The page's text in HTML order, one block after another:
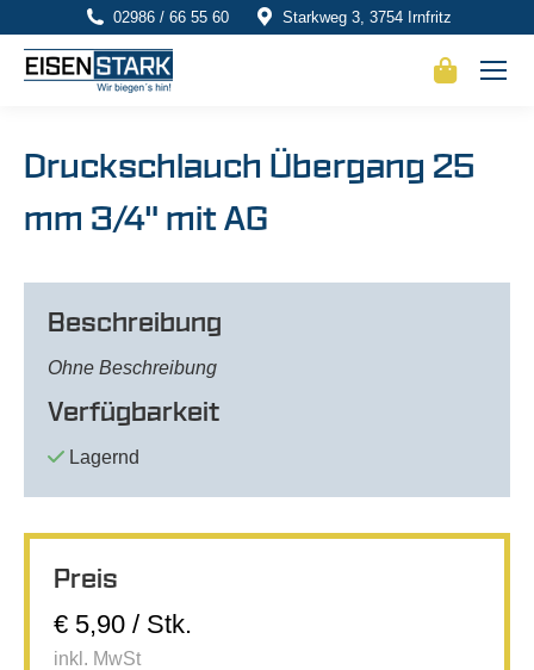
02986 / 66 55 60 Starkweg 3, 3754 Irnfritz
Druckschlauch Übergang 25
mm 3/4" mit AG
Beschreibung
Ohne Beschreibung
Verfügbarkeit
Lagernd
Preis
€ 5,90 / Stk.
inkl. MwSt